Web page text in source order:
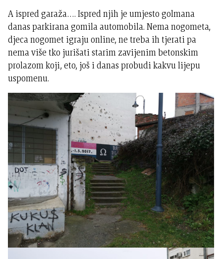
A ispred garaža…. Ispred njih je umjesto golmana
danas parkirana gomila automobila. Nema nogometa,
djeca nogomet igraju online, ne treba ih tjerati pa
nema više tko jurišati starim zavijenim betonskim
prolazom koji, eto, još i danas probudi kakvu lijepu
uspomenu.